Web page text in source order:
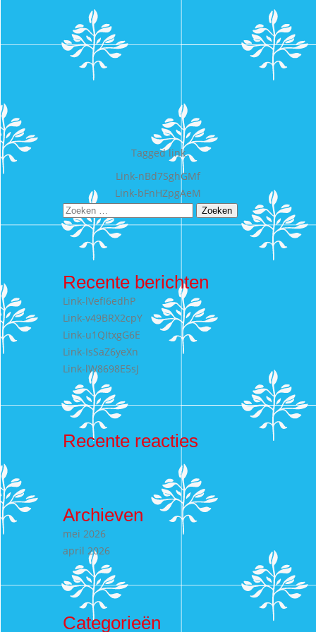
Taggedlink
Bericht
navigatie
Link-nBd7SghGMf
Link-bFnHZpgAeM
Zoeken
naar:
Recente berichten
Link-lVefI6edhP
Link-v49BRX2cpY
Link-u1QItxgG6E
Link-IsSaZ6yeXn
Link-lW8698E5sJ
Recente reacties
Archieven
mei 2026
april 2026
Categorieën